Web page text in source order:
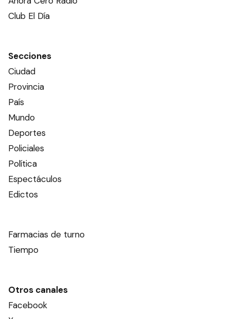
Club El Día
Secciones
Ciudad
Provincia
País
Mundo
Deportes
Policiales
Política
Espectáculos
Edictos
Farmacias de turno
Tiempo
Otros canales
Facebook